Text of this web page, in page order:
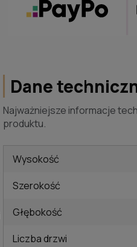
Dane
Najważniejsze informacje
produktu.
Wysokość
Szerokość
Głębokość
Liczba drzwi